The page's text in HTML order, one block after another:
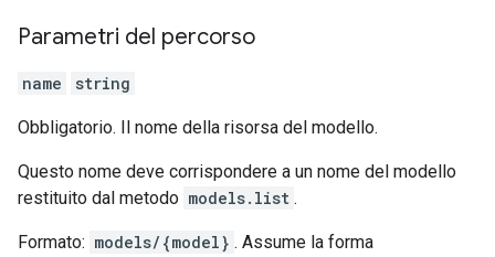
Parametri del percorso
name string
Obbligatorio. Il nome della risorsa del modello.
Questo nome deve corrispondere a un nome del modello
restituito dal metodo models.list .
Formato: models/{model} . Assume la forma